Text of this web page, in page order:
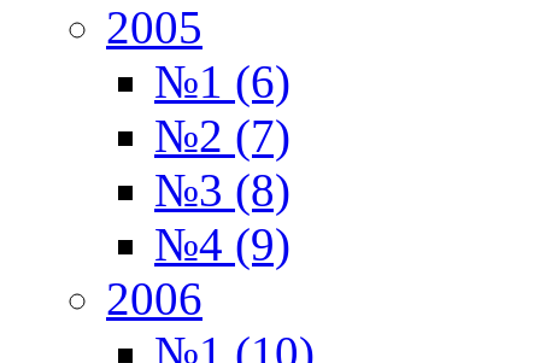
2005
№1 (6)
№2 (7)
№3 (8)
№4 (9)
2006